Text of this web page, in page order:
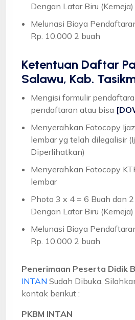
Dengan Latar Biru (Kemeja)
Melunasi Biaya
Rp. 10.000 2 buah
Ketentuan Daftar
Salawu, Kab.
Mengisi formulir
pendaftaran atau bisa
Menyerahkan Fotocopy
lembar yg telah dilegalisir
Diperlihatkan)
Menyerahkan Fotocopy
lembar
Photo 3 x 4 = 6 Buah dan
Dengan Latar Biru (Kemeja)
Melunasi Biaya
Rp. 10.000 2 buah
Penerimaan Peserta Didik
INTAN Sudah Dibuka,
kontak berikut :
PKBM INTAN